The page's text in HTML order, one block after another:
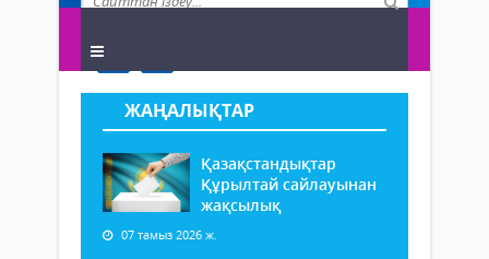
ЖАҢАЛЫҚТАР
Қазақстандықтар
Құрылтай сайлауынан
жақсылық
07 тамыз 2026 ж.